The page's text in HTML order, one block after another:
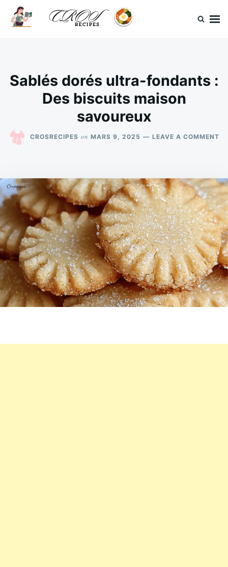
SkipSearch
for:
Sablés dorés ultra-fondants :
Des biscuits maison
savoureux
CROSRECIPES on MARS 9, 2025 LEAVE A COMMENT
: